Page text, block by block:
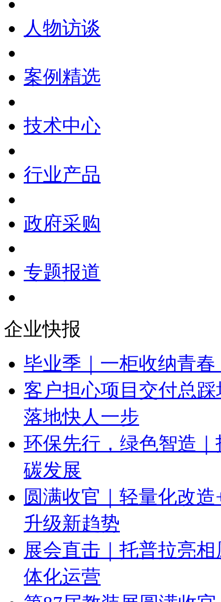
人物访谈
案例精选
技术中心
行业产品
政府采购
专题报道
企业快报
毕业季｜一柜收纳青
客户担心项目交付总
落地快人一步
环保先行，绿色智造
碳发展
圆满收官｜轻量化改
升级新趋势
展会直击｜托普拉亮
体化运营
第87届教装展圆满收